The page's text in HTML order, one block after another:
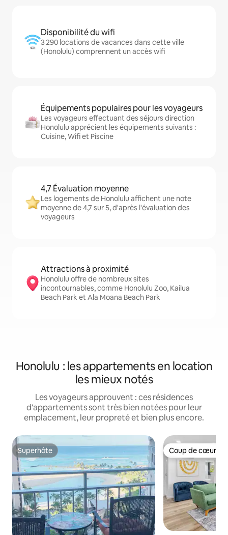
Disponibilité du wifi
3 290 locations de vacances dans cette ville
(Honolulu) comprennent un accès wifi
Équipements populaires pour les voyageurs
Les voyageurs effectuant des séjours direction
Honolulu apprécient les équipements suivants :
Cuisine, Wifi et Piscine
4,7 Évaluation moyenne
Les logements de Honolulu affichent une note
moyenne de 4,7 sur 5, d'après l'évaluation des
voyageurs
Attractions à proximité
Honolulu offre de nombreux sites
incontournables, comme Honolulu Zoo, Kailua
Beach Park et Ala Moana Beach Park
Honolulu : les appartements en location
les mieux notés
Les voyageurs approuvent : ces résidences
d'appartements sont très bien notées pour leur
emplacement, leur propreté et bien plus encore.
Superhôte
Superhôte Coup de cœur
Coup de cœur